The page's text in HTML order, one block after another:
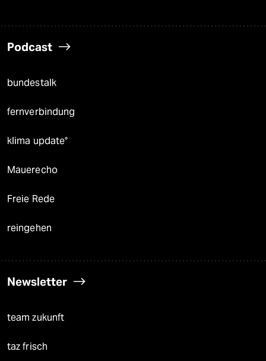
Podcast
bundestalk
fernverbindung
klima update°
Mauerecho
Freie Rede
reingehen
Newsletter
team zukunft
taz frisch